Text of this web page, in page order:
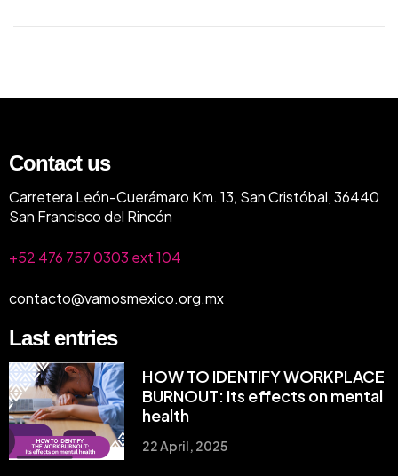
Contact us
Carretera León-Cuerámaro Km. 13, San Cristóbal, 36440
San Francisco del Rincón
+52 476 757 0303 ext 104
contacto@vamosmexico.org.mx
Last entries
HOW TO IDENTIFY WORKPLACE
BURNOUT: Its effects on mental
health
22 April, 2025